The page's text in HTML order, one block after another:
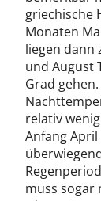
griechische
Monaten
liegen dann
und August
Grad
relativ
Anfang
muss sogar